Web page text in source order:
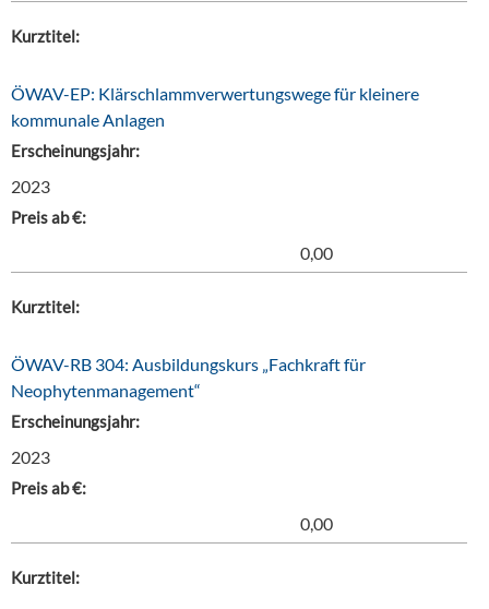
Kurztitel:
ÖWAV-EP: Klärschlammverwertungswege für kleinere
kommunale Anlagen
Erscheinungsjahr:
2023
Preis ab €:
0,00
Kurztitel:
ÖWAV-RB 304: Ausbildungskurs „Fachkraft für
Neophytenmanagement“
Erscheinungsjahr:
2023
Preis ab €:
0,00
Kurztitel: